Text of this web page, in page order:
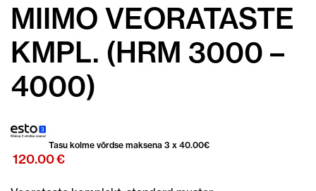
MIIMO VEORATASTE
KMPL. (HRM 3000 –
4000)
Tasu kolme võrdse maksena 3 x 40.00€
120.00€